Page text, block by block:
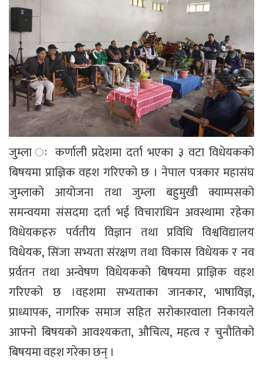
जुम्ला ः कर्णाली प्रदेशमा दर्ता भएका ३ वटा विधेयकको
बिषयमा प्राज्ञिक वहश गरिएको छ । नेपाल पत्रकार महासंघ
जुम्लाको आयोजना तथा जुम्ला बहुमुखी क्याम्पसको
समन्वयमा संसदमा दर्ता भई विचाराधिन अवस्थामा रहेका
विधेयकहरु पर्वतीय विज्ञान तथा प्रविधि विश्वविद्यालय
विधेयक, सिंजा सभ्यता संरक्षण तथा विकास विधेयक र नव
प्रर्वतन तथा अन्वेषण विधेयकको बिषयमा प्राज्ञिक वहश
गरिएको छ ।वहशमा सभ्यताका जानकार, भाषाविज्ञ,
प्राध्यापक, नागरिक समाज सहित सरोकारवाला निकायले
आफ्नो बिषयको आवश्यकता, औचित्य, महत्व र चुनौतिको
बिषयमा वहश गरेका छन् ।